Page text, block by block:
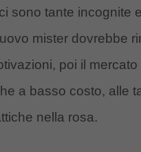
sono tante incognite
mister dovrebbe
poi il
a basso costo, alle
nella rosa.